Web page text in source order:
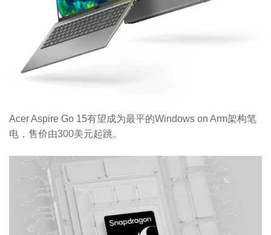
Acer Aspire Go 15有望成为最平的Windows on Arm架构笔
电，售价由300美元起跳。